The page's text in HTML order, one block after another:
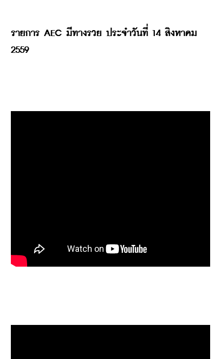
รายการ AEC มีทางรวย ประจำวันที่ 14 สิงหาคม
2559